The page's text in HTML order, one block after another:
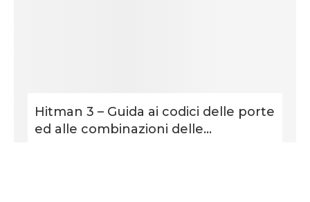
Hitman 3 – Guida ai codici delle porte
ed alle combinazioni delle...